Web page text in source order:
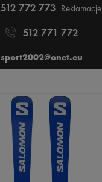
512 772 773 Reklamacje
512 771 772
sport2002@onet.eu